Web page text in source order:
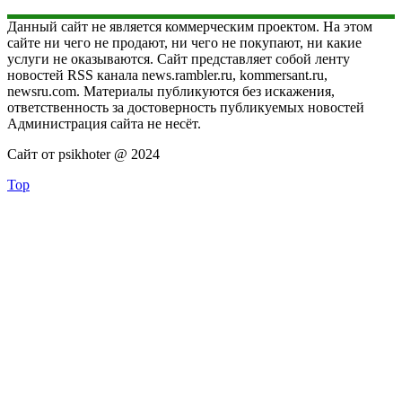
Данный сайт не является коммерческим проектом. На этом
сайте ни чего не продают, ни чего не покупают, ни какие
услуги не оказываются. Сайт представляет собой ленту
новостей RSS канала news.rambler.ru, kommersant.ru,
newsru.com. Материалы публикуются без искажения,
ответственность за достоверность публикуемых новостей
Администрация сайта не несёт.
Сайт от psikhoter @ 2024
Top